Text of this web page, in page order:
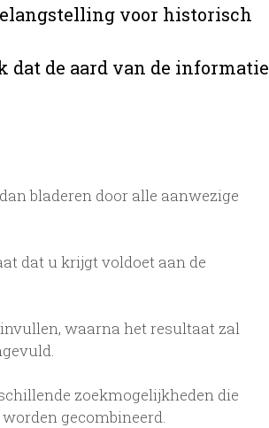
voor historisch
dat de aard van de informatie
bladeren door alle aanwezige
dat u krijgt voldoet aan de
waarna het resultaat zal
zoekmogelijkheden die
gecombineerd.